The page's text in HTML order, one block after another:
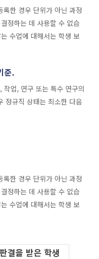
한 경우 단위가 아닌 과정
정하는 데 사용할 수 없습
수업에 대해서는 학생 보
준.
업, 연구 또는 특수 연구의
정규직 상태는 최소한 다음
한 경우 단위가 아닌 과정
정하는 데 사용할 수 없습
수업에 대해서는 학생 보
결을 받은 학생